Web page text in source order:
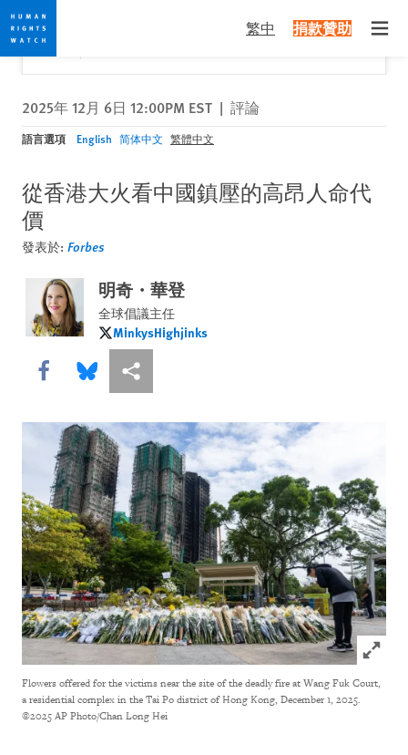
Skip
to
cookie
privacy
notice
Skip
to
main
content
繁中 捐款贊助
Would you like to read this page in English?
Yes
✕
2025年 12月 6日 12:00PM EST | 評論
語言選項 English 简体中文 繁體中文
從香港大火看中國鎮壓的高昂人命代
價
發表於: Forbes
明奇・華登
全球倡議主任
MinkysHighjinks
MinkysHighjinks
Share this via Facebook
Share this via Bluesky
More sharing options
Click to
Flowers offered for the victims near the site of the deadly fire at Wang Fuk Court,
a residential complex in the Tai Po district of Hong Kong, December 1, 2025.
©2025 AP Photo/Chan Long Hei